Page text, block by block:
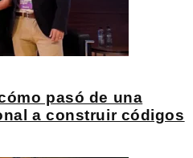
pasó de una
a construir códigos